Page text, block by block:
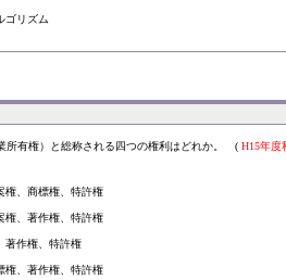
ゴリズム
所有権）と総称される四つの権利はどれか。 ( H15年
権、商標権、特許権
権、著作権、特許権
著作権、特許権
権、著作権、特許権